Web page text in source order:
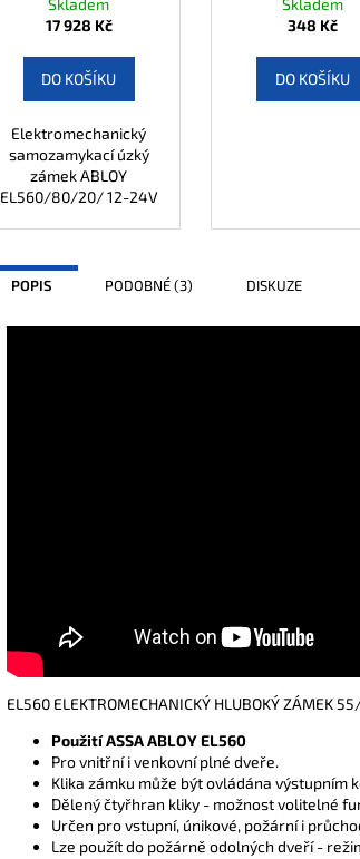
17 928 Kč
DO KOŠÍKU
Elektromechanický
samozamykací úzký
zámek ABLOY
EL560/80/20/ 12-24V
348 Kč
DO KOŠÍKU
POPIS PODOBNÉ (3) DISKUZE
EL560 ELEKTROMECHANICKÝ HLUBOKÝ ZÁMEK
Použití ASSA ABLOY EL560
Pro vnitřní i venkovní plné dveře.
Klika zámku může být ovládána výstupním
Dělený čtyřhran kliky - možnost volitelné
Určen pro vstupní, únikové, požární i
Lze použít do požárně odolných dveří -